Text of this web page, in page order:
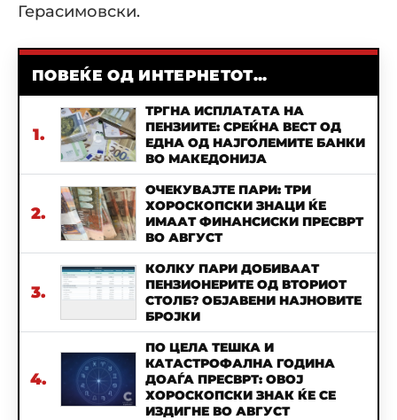
Герасимовски.
ПОВЕЌЕ ОД ИНТЕРНЕТОТ...
1.
ТРГНА ИСПЛАТАТА НА
ПЕНЗИИТЕ: СРЕЌНА ВЕСТ ОД
ЕДНА ОД НАЈГОЛЕМИТЕ БАНКИ
ВО МАКЕДОНИЈА
2.
ОЧЕКУВАЈТЕ ПАРИ: ТРИ
ХОРОСКОПСКИ ЗНАЦИ ЌЕ
ИМААТ ФИНАНСИСКИ ПРЕСВРТ
ВО АВГУСТ
3.
КОЛКУ ПАРИ ДОБИВААТ
ПЕНЗИОНЕРИТЕ ОД ВТОРИОТ
СТОЛБ? ОБЈАВЕНИ НАЈНОВИТЕ
БРОЈКИ
4.
ПО ЦЕЛА ТЕШКА И
КАТАСТРОФАЛНА ГОДИНА
ДОАЃА ПРЕСВРТ: ОВОЈ
ХОРОСКОПСКИ ЗНАК ЌЕ СЕ
ИЗДИГНЕ ВО АВГУСТ